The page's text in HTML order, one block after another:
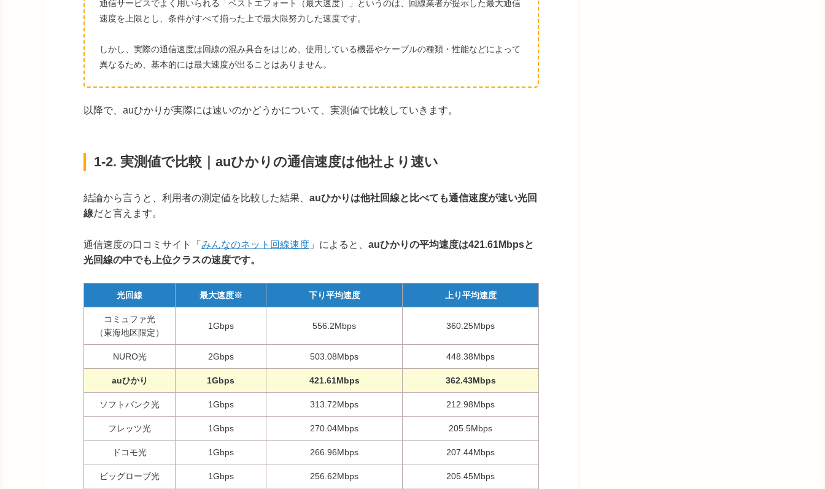
通信サービスでよく用いられる「ベストエフォート（最大速度）」というのは、回線業者が提示した最大通信
速度を上限とし、条件がすべて揃った上で最大限努力した速度です。
しかし、実際の通信速度は回線の混み具合をはじめ、使用している機器やケーブルの種類・性能などによって
異なるため、基本的には最大速度が出ることはありません。
以降で、auひかりが実際には速いのかどうかについて、実測値で比較していきます。
1-2. 実測値で比較｜auひかりの通信速度は他社より速い
結論から言うと、利用者の測定値を比較した結果、 auひかりは他社回線と比べても通信速度が速い光回
線だと言えます。
通信速度の口コミサイト「 みんなのネット回線速度 」によると、 auひかりの平均速度は421.61Mbpsと
光回線の中でも上位クラスの速度です。
光回線 最大速度※ 下り平均速度 上り平均速度
コミュファ光
（東海地区限定）
1Gbps 556.2Mbps 360.25Mbps
NURO光 2Gbps 503.08Mbps 448.38Mbps
auひかり 1Gbps 421.61Mbps 362.43Mbps
ソフトバンク光 1Gbps 313.72Mbps 212.98Mbps
フレッツ光 1Gbps 270.04Mbps 205.5Mbps
ドコモ光 1Gbps 266.96Mbps 207.44Mbps
ビッグローブ光 1Gbps 256.62Mbps 205.45Mbps